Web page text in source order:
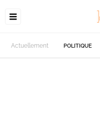
Actuellement POLITIQUE